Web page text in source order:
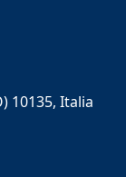
10135, Italia